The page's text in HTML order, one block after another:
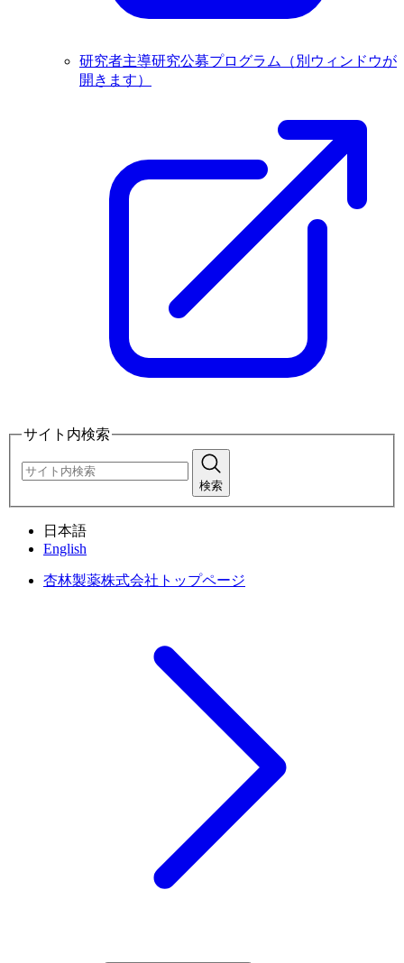
研究者主導研究公募プログラム
（別ウィンドウが
開きます）
サイト内検索
検索
日本語
English
杏林製薬株式会社トップページ